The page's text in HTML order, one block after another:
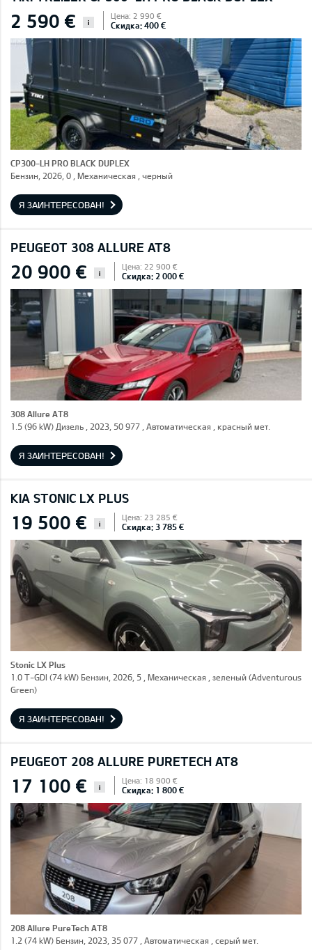
2 590 € i
Цена: 2 990 €
Скидка: 400 €
CP300-LH PRO BLACK DUPLEX
Бензин, 2026, 0 , Механическая , черный
Я ЗАИНТЕРЕСОВАН!
PEUGEOT 308 ALLURE AT8
20 900 € i
Цена: 22 900 €
Скидка: 2 000 €
308 Allure AT8
1.5 (96 kW) Дизель , 2023, 50 977 , Автоматическая , красный мет.
Я ЗАИНТЕРЕСОВАН!
KIA STONIC LX PLUS
19 500 € i
Цена: 23 285 €
Скидка: 3 785 €
Stonic LX Plus
1.0 T-GDI (74 kW) Бензин, 2026, 5 , Механическая , зеленый (Adventurous
Green)
Я ЗАИНТЕРЕСОВАН!
PEUGEOT 208 ALLURE PURETECH AT8
17 100 € i
Цена: 18 900 €
Скидка: 1 800 €
208 Allure PureTech AT8
1.2 (74 kW) Бензин, 2023, 35 077 , Автоматическая , серый мет.